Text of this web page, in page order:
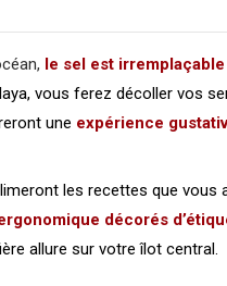
le sel est
vous ferez décoller vos
une expérience
les recettes que vous
décorés
allure sur votre îlot central.